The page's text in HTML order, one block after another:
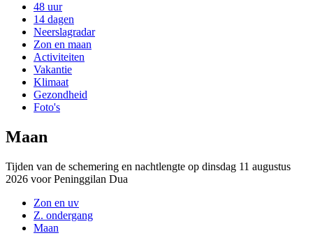
48 uur
14 dagen
Neerslagradar
Zon en maan
Activiteiten
Vakantie
Klimaat
Gezondheid
Foto's
Maan
Tijden van de schemering en nachtlengte op dinsdag 11 augustus
2026 voor Peninggilan Dua
Zon en uv
Z. ondergang
Maan